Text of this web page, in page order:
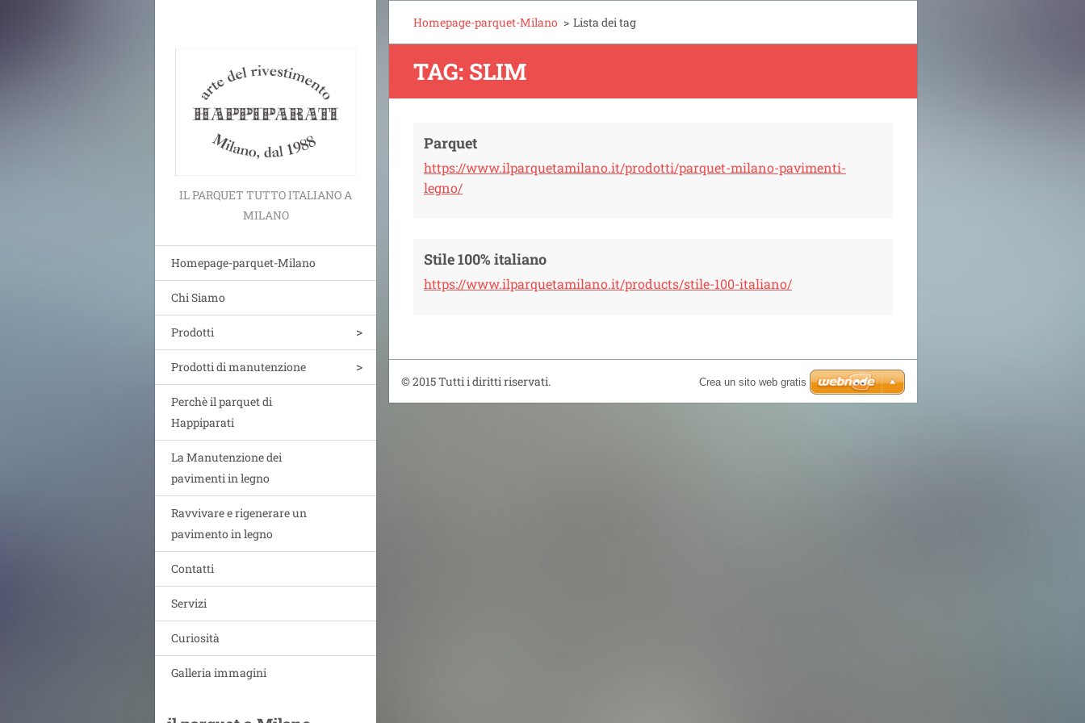
IL PARQUET TUTTO ITALIANO A
MILANO
Homepage-parquet-Milano
Chi Siamo
Prodotti
Prodotti di manutenzione
Perchè il parquet di
Happiparati
La Manutenzione dei
pavimenti in legno
Ravvivare e rigenerare un
pavimento in legno
Contatti
Servizi
Curiosità
Galleria immagini
Homepage-parquet-Milano > Lista dei tag
TAG: SLIM
Parquet
https://www.ilparquetamilano.it/prodotti/parquet-milano-pavimenti-
legno/
Stile 100% italiano
https://www.ilparquetamilano.it/products/stile-100-italiano/
© 2015 Tutti i diritti riservati. Crea un sito web gratis